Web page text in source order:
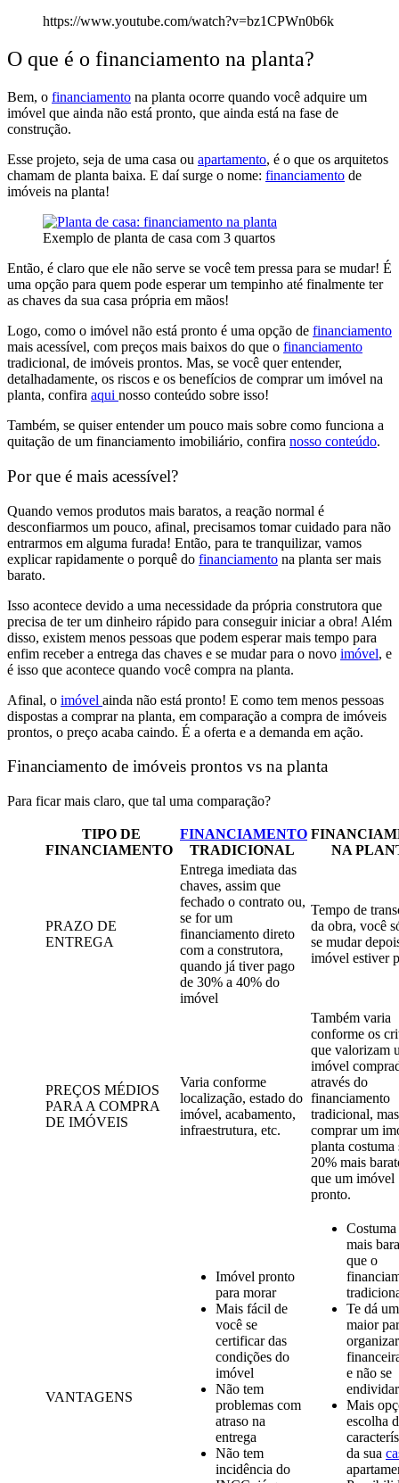
https://www.youtube.com/watch?v=bz1CPWn0b6k
O que é o financiamento na planta?
Bem, o financiamento na planta ocorre quando você adquire um
imóvel que ainda não está pronto, que ainda está na fase de
construção.
Esse projeto, seja de uma casa ou apartamento, é o que os arquitetos
chamam de planta baixa. E daí surge o nome: financiamento de
imóveis na planta!
Exemplo de planta de casa com 3 quartos
Então, é claro que ele não serve se você tem pressa para se mudar! É
uma opção para quem pode esperar um tempinho até finalmente ter
as chaves da sua casa própria em mãos!
Logo, como o imóvel não está pronto é uma opção de financiamento
mais acessível, com preços mais baixos do que o financiamento
tradicional, de imóveis prontos. Mas, se você quer entender,
detalhadamente, os riscos e os benefícios de comprar um imóvel na
planta, confira aqui nosso conteúdo sobre isso!
Também, se quiser entender um pouco mais sobre como funciona a
quitação de um financiamento imobiliário, confira nosso conteúdo.
Por que é mais acessível?
Quando vemos produtos mais baratos, a reação normal é
desconfiarmos um pouco, afinal, precisamos tomar cuidado para não
entrarmos em alguma furada! Então, para te tranquilizar, vamos
explicar rapidamente o porquê do financiamento na planta ser mais
barato.
Isso acontece devido a uma necessidade da própria construtora que
precisa de ter um dinheiro rápido para conseguir iniciar a obra! Além
disso, existem menos pessoas que podem esperar mais tempo para
enfim receber a entrega das chaves e se mudar para o novo imóvel, e
é isso que acontece quando você compra na planta.
Afinal, o imóvel ainda não está pronto! E como tem menos pessoas
dispostas a comprar na planta, em comparação a compra de imóveis
prontos, o preço acaba caindo. É a oferta e a demanda em ação.
Financiamento de imóveis prontos vs na planta
Para ficar mais claro, que tal uma comparação?
TIPO DE
FINANCIAMENTO
FINANCIAMENTO
TRADICIONAL
NA
PRAZO DE
ENTREGA
Entrega imediata das
chaves, assim que
fechado o contrato ou,
se for um
financiamento direto
com a construtora,
quando já tiver pago
de 30% a 40% do
imóvel
Tempo de
da obra, você
se mudar
imóvel estiver
PREÇOS MÉDIOS
PARA A COMPRA
DE IMÓVEIS
Varia conforme
localização, estado do
imóvel, acabamento,
infraestrutura, etc.
Também varia
conforme os
que valorizam
imóvel
através do
financiamento
tradicional, mas
comprar um
planta costuma
20% mais
que um imóvel
pronto.
VANTAGENS
Imóvel pronto
para morar
Mais fácil de
você se
certificar das
condições do
imóvel
Não tem
problemas com
atraso na
entrega
Não tem
incidência do
Costuma
mais
que o
Te dá
maior
organizar
e não se
endividar
Mais
escolha
da sua